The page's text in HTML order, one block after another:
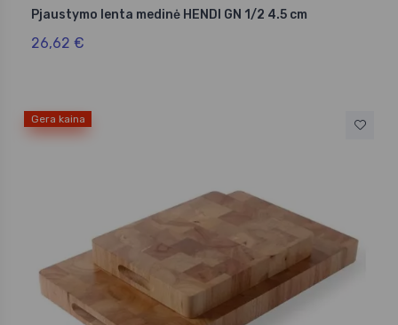
Pjaustymo lenta medinė HENDI GN 1/2 4.5 cm
26,62 €
Gera kaina